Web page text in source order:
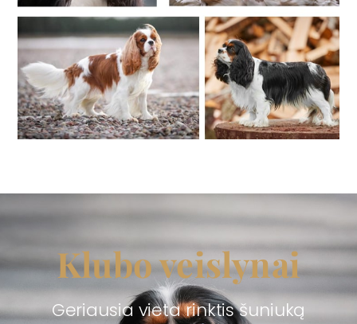
Klubo veislynai
Geriausia vieta rinktis šuniuką